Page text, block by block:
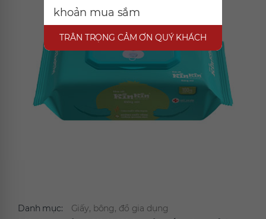
Danh mục: Giấy, bông, đồ gia dụng
khoản mua sắm
TRÂN TRỌNG CẢM ƠN QUÝ KHÁCH